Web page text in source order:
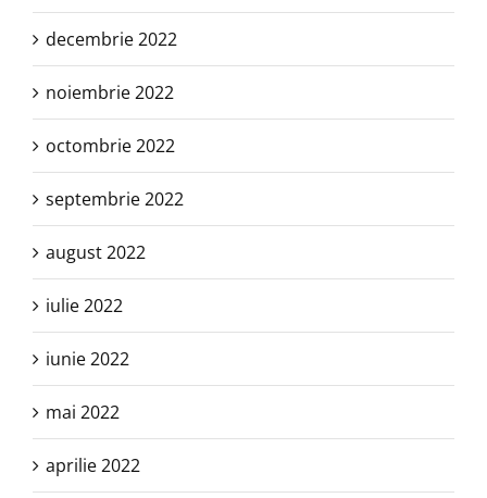
decembrie 2022
noiembrie 2022
octombrie 2022
septembrie 2022
august 2022
iulie 2022
iunie 2022
mai 2022
aprilie 2022